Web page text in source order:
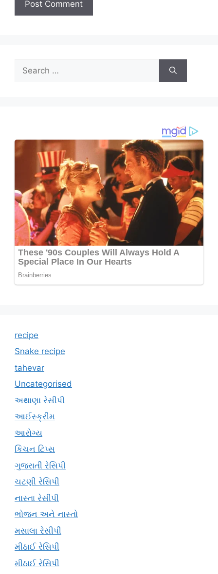
for:
recipe
Snake recipe
tahevar
Uncategorised
અથાણા રેસીપી
આઈસ્ક્રીમ
આરોગ્ય
કિચન ટિપ્સ
ગુજરાતી રેસિપી
ચટણી રેસિપી
નાસ્તા રેસીપી
ભોજન અને નાસ્તો
મસાલા રેસીપી
મીઠાઈ રેસિપી
મીઠાઈ રેસિપી